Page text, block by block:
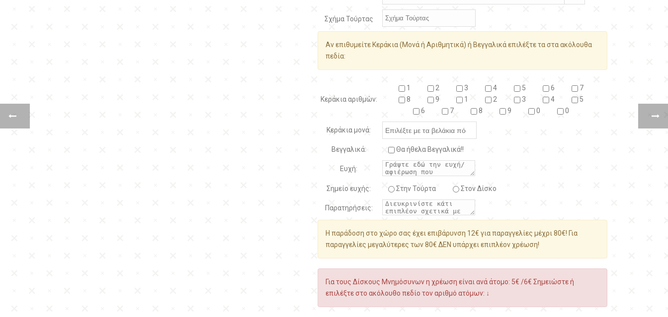
Σχήμα Τούρτας
Αν επιθυμείτε Κεράκια (Μονά ή Αριθμητικά) ή Βεγγαλικά επιλέξτε τα στα ακόλουθα
πεδία:
Κεράκια αριθμών:
1 2 3 4 5 6
7
8
9 1 2 3 4
5
6
7 8 9 0 0
Κεράκια μονά:
Βεγγαλικά: Θα ήθελα Βεγγαλικά!!
Ευχή:
Σημείο ευχής: Στην Τούρτα Στον Δίσκο
Παρατηρήσεις:
Η παράδοση στο χώρο σας έχει επιβάρυνση 12€ για παραγγελίες μέχρι 80€! Για
παραγγελίες μεγαλύτερες των 80€ ΔΕΝ υπάρχει επιπλέον χρέωση!
Για τους Δίσκους Μνημόσυνων η χρέωση είναι ανά άτομο: 5€ /6€ Σημειώστε ή
επιλέξτε στο ακόλουθο πεδίο τον αριθμό ατόμων: ↓